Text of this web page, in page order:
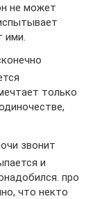
не может
ими.
только
звонит
и
про
что некто